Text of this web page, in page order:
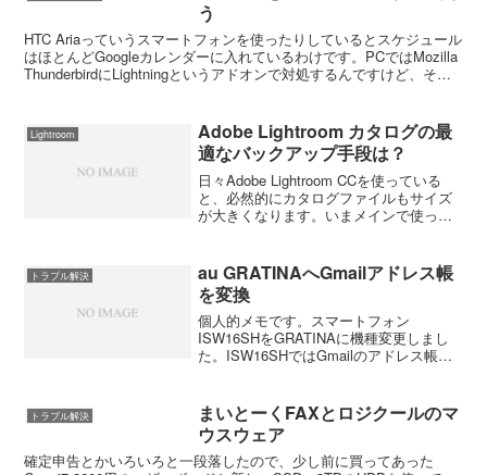
う
HTC Ariaっていうスマートフォンを使ったりしているとスケジュール
はほとんどGoogleカレンダーに入れているわけです。PCではMozilla
ThunderbirdにLightningというアドオンで対処するんですけど、それ
Lightroom
Adobe Lightroom カタログの最
適なバックアップ手段は？
日々Adobe Lightroom CCを使っている
と、必然的にカタログファイルもサイズ
が大きくなります。いまメインで使って
はカタログフォルダー...
トラブル解決
au GRATINAへGmailアドレス帳
を変換
個人的メモです。スマートフォン
ISW16SHをGRATINAに機種変更しまし
た。ISW16SHではGmailのアドレス帳を
アドレス帳を移行するには？ と、探し
た...
トラブル解決
まいとーくFAXとロジクールのマ
ウスウェア
確定申告とかいろいろと一段落したので、少し前に買ってあった